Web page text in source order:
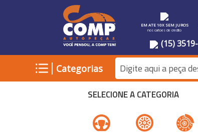
EM ATE 10X SEM JUROS
nos cartoes de credito
(15)
| Categorias
SELECIONE A CATEGORIA